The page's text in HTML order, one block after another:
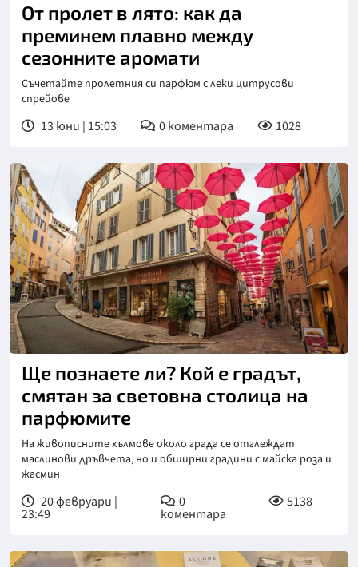
От пролет в лято: как да
преминем плавно между
сезонните аромати
Съчетайте пролетния си парфюм с леки цитрусови
спрейове
13 юни | 15:03 0коментара 1028
Ще познаете ли? Кой е градът,
смятан за световна столица на
парфюмите
На живописните хълмове около града се отглеждат
маслинови дръвчета, но и обширни градини с майска роза и
жасмин
20 февруари |
23:49
0
коментара
5138